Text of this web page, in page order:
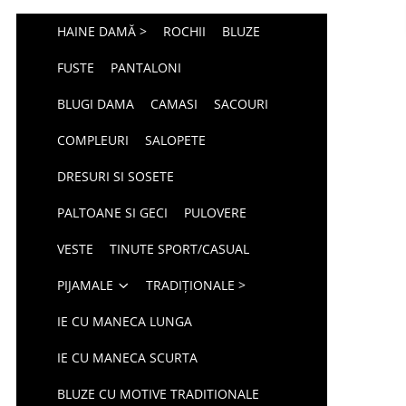
HAINE DAMĂ > ROCHII BLUZE
FUSTE PANTALONI
BLUGI DAMA CAMASI SACOURI
COMPLEURI SALOPETE
DRESURI SI SOSETE
PALTOANE SI GECI PULOVERE
VESTE TINUTE SPORT/CASUAL
PIJAMALE TRADIȚIONALE >
IE CU MANECA LUNGA
IE CU MANECA SCURTA
BLUZE CU MOTIVE TRADITIONALE